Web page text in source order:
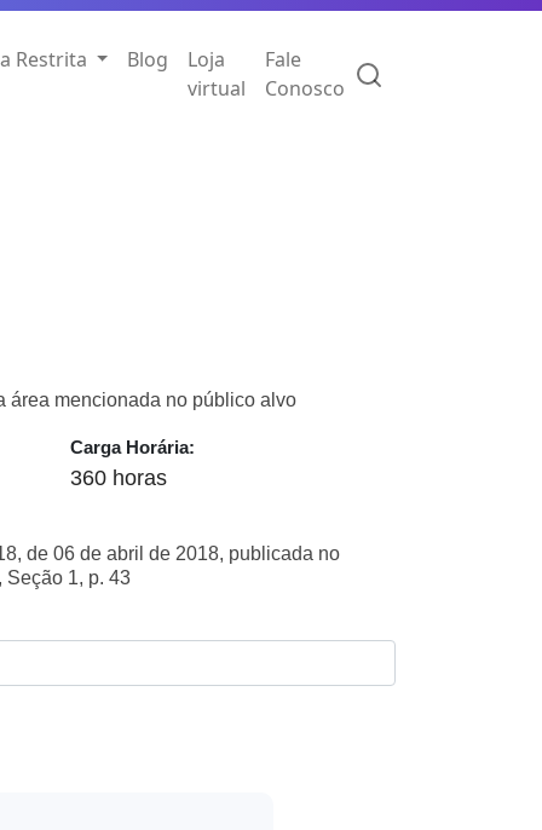
Restrita Blog
Loja
virtual
Fale
Conosco
área mencionada no público alvo
Carga Horária:
360 horas
de 06 de abril de 2018, publicada no
Seção 1, p. 43